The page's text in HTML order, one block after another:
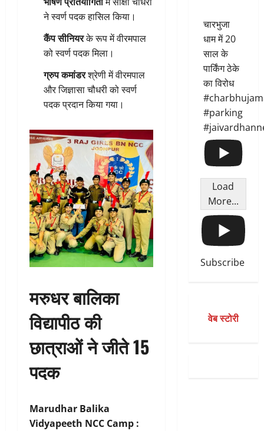
ने स्वर्ण पदक हासिल किया।
कैंप सीनियरके रूप में वीरमपाल
को स्वर्ण पदक मिला।
ग्रुप कमांडरश्रेणी में वीरमपाल
और जिज्ञासा चौधरी को स्वर्ण
पदक प्रदान किया गया।
मरुधर बालिका
विद्यापीठ की
छात्राओं ने जीते 15
पदक
Marudhar Balika
Vidyapeeth NCC Camp :
चारभुजा
धाम में 20
साल के
पार्किंग ठेके
का विरोध
#parking
Load
More...
Subscribe
वेब स्टोरी